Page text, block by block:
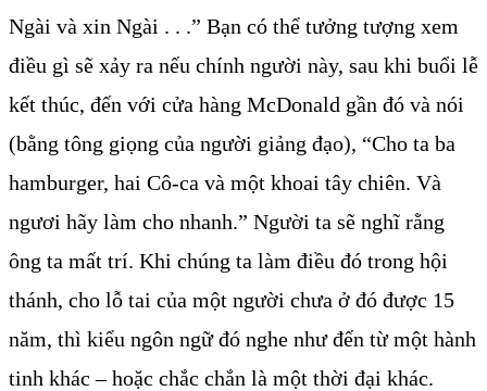
Ngài và xin Ngài . . .” Bạn có thể tưởng tượng xem
điều gì sẽ xảy ra nếu chính người này, sau khi buổi lễ
kết thúc, đến với cửa hàng McDonald gần đó và nói
(bằng tông giọng của người giảng đạo), “Cho ta ba
hamburger, hai Cô-ca và một khoai tây chiên. Và
ngươi hãy làm cho nhanh.” Người ta sẽ nghĩ rằng
ông ta mất trí. Khi chúng ta làm điều đó trong hội
thánh, cho lỗ tai của một người chưa ở đó được 15
năm, thì kiểu ngôn ngữ đó nghe như đến từ một hành
tinh khác – hoặc chắc chắn là một thời đại khác.